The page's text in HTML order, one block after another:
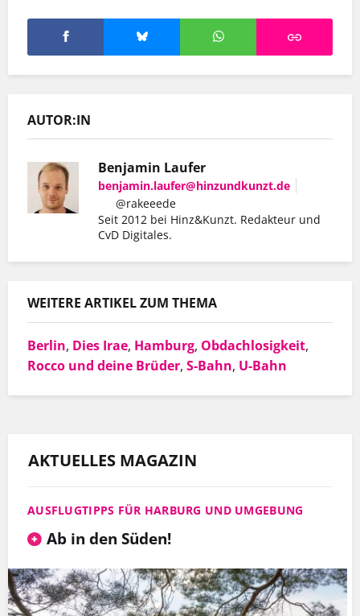
AUTOR:IN
Benjamin Laufer
benjamin.laufer@hinzundkunzt.de
@rakeeede
Seit 2012 bei Hinz&Kunzt. Redakteur und
CvD Digitales.
WEITERE ARTIKEL ZUM THEMA
Berlin, Dies Irae, Hamburg, Obdachlosigkeit,
Rocco und deine Brüder, S-Bahn, U-Bahn
Er hat mit Hinz&Kunzt nicht nur eine
Wohnung gefunden, sondern auch einen
MEHR INFOS
AKTUELLES MAGAZIN
AUSFLUGTIPPS FÜR HARBURG UND UMGEBUNG
Ab in den Süden!